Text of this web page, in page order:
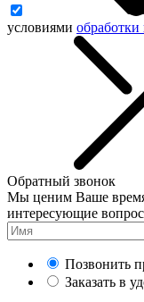
условиями
Обратный звонок
Мы ценим Ваше время
интересующие
Позвонить
Заказать в